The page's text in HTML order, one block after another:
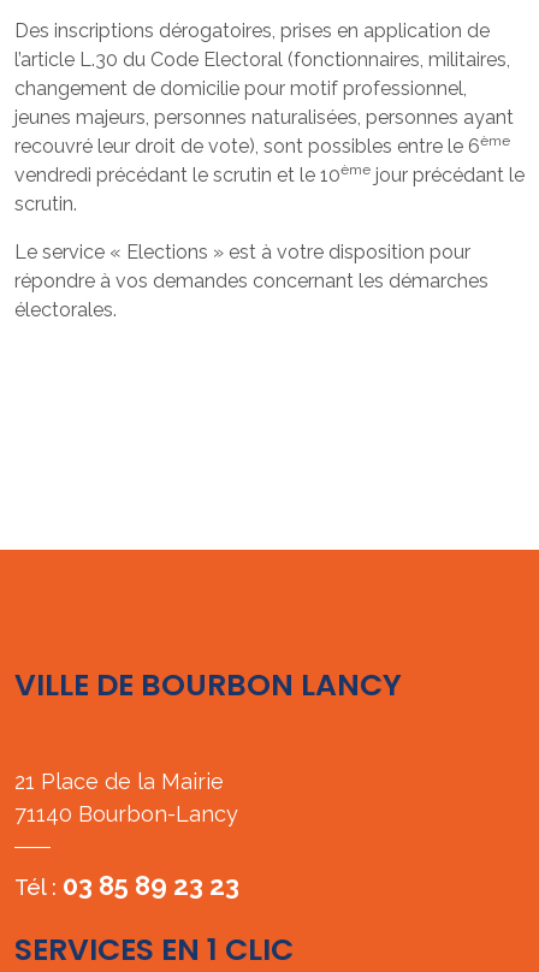
Des inscriptions dérogatoires, prises en application de
l’article L.30 du Code Electoral (fonctionnaires, militaires,
changement de domicilie pour motif professionnel,
jeunes majeurs, personnes naturalisées, personnes ayant
recouvré leur droit de vote), sont possibles entre le 6ème
vendredi précédant le scrutin et le 10ème jour précédant le
scrutin.
Le service « Elections » est à votre disposition pour
répondre à vos demandes concernant les démarches
électorales.
VILLE DE BOURBON LANCY
21 Place de la Mairie
71140 Bourbon-Lancy
Tél : 03 85 89 23 23
SERVICES EN 1 CLIC